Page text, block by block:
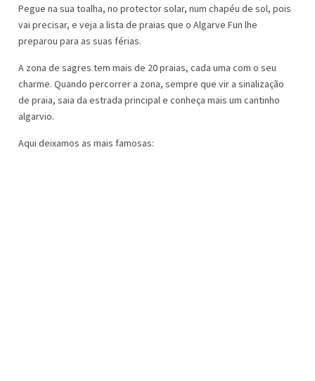
Pegue na sua toalha, no protector solar, num chapéu de sol, pois
vai precisar, e veja a lista de praias que o Algarve Fun lhe
preparou para as suas férias.
A zona de sagres tem mais de 20 praias, cada uma com o seu
charme. Quando percorrer a zona, sempre que vir a sinalização
de praia, saia da estrada principal e conheça mais um cantinho
algarvio.
Aqui deixamos as mais famosas: